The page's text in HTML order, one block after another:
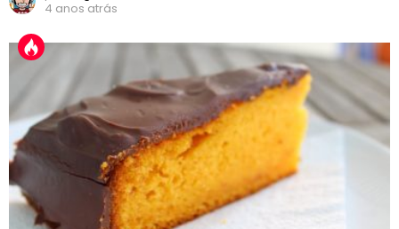
4 anos atrás